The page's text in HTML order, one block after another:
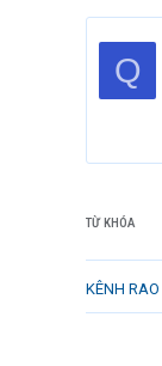
Q
TỪ KHÓA
KÊNH RAO